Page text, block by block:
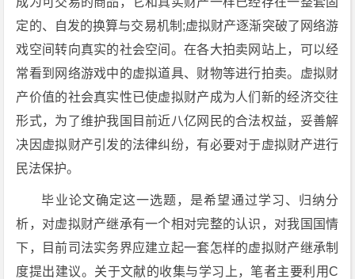
定的、自发的换算与交易机制;虚拟财产逐渐突破了网络游
戏空间转向真实的社会空间。在各大拍卖网站上，可以经
常看到网络游戏中的虚拟道具、财物等进行拍卖。虚拟财
产价值的社会真实性已使虚拟财产成为人们新的经济交往
形式，为了维护我国目前近八亿网民的合法权益，妥善解
决因虚拟财产引发的法律纠纷，有必要对于虚拟财产进行
民法保护。
毕业论文确定这一选题，是希望通过学习、归纳分
析，对虚拟财产继承有一个相对完整的认识，对我国国情
下，目前司法实务界应建立起一套怎样的虚拟财产继承制
度提出建议。关于文献的收集与学习上，笔者主要利用C